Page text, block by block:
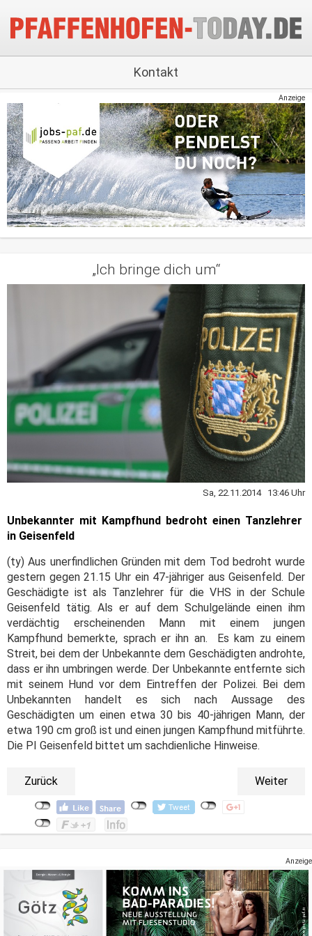
Kontakt
Anzeige
„Ich bringe dich um“
Sa, 22.11.2014 13:46 Uhr
Unbekannter mit Kampfhund bedroht einen Tanzlehrer
in Geisenfeld
(ty) Aus unerfindlichen Gründen mit dem Tod bedroht wurde
gestern gegen 21.15 Uhr ein 47-jähriger aus Geisenfeld. Der
Geschädigte ist als Tanzlehrer für die VHS in der Schule
Geisenfeld tätig. Als er auf dem Schulgelände einen ihm
verdächtig erscheinenden Mann mit einem jungen
Kampfhund bemerkte, sprach er ihn an. Es kam zu einem
Streit, bei dem der Unbekannte dem Geschädigten androhte,
dass er ihn umbringen werde. Der Unbekannte entfernte sich
mit seinem Hund vor dem Eintreffen der Polizei. Bei dem
Unbekannten handelt es sich nach Aussage des
Geschädigten um einen etwa 30 bis 40-jährigen Mann, der
etwa 190 cm groß ist und einen jungen Kampfhund mitführte.
Die PI Geisenfeld bittet um sachdienliche Hinweise.
Zurück Weiter
Anzeige